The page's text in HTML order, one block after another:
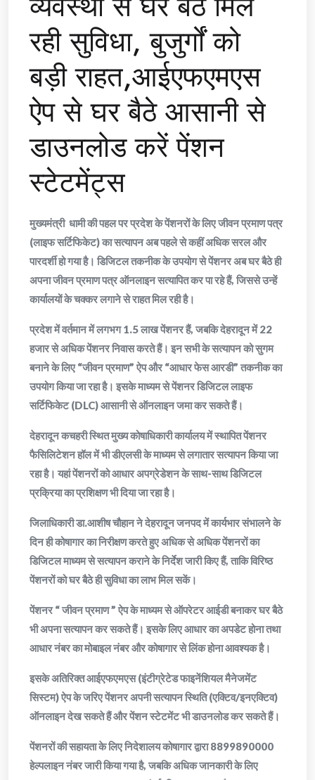
रही सुविधा, बुजुर्गों को
बड़ी राहत,आईएफएमएस
ऐप से घर बैठे आसानी से
डाउनलोड करें पेंशन
स्टेटमेंट्स
मुख्यमंत्री धामी की पहल पर प्रदेश के पेंशनरों के लिए जीवन प्रमाण पत्र
(लाइफ सर्टिफिकेट) का सत्यापन अब पहले से कहीं अधिक सरल और
पारदर्शी हो गया है। डिजिटल तकनीक के उपयोग से पेंशनर अब घर बैठे ही
अपना जीवन प्रमाण पत्र ऑनलाइन सत्यापित कर पा रहे हैं, जिससे उन्हें
कार्यालयों के चक्कर लगाने से राहत मिल रही है।
प्रदेश में वर्तमान में लगभग 1.5 लाख पेंशनर हैं, जबकि देहरादून में 22
हजार से अधिक पेंशनर निवास करते हैं। इन सभी के सत्यापन को सुगम
बनाने के लिए “जीवन प्रमाण” ऐप और “आधार फेस आरडी” तकनीक का
उपयोग किया जा रहा है। इसके माध्यम से पेंशनर डिजिटल लाइफ
सर्टिफिकेट (DLC) आसानी से ऑनलाइन जमा कर सकते हैं।
देहरादून कचहरी स्थित मुख्य कोषाधिकारी कार्यालय में स्थापित पेंशनर
फैसिलिटेशन हॉल में भी डीएलसी के माध्यम से लगातार सत्यापन किया जा
रहा है। यहां पेंशनरों को आधार अपग्रेडेशन के साथ-साथ डिजिटल
प्रक्रिया का प्रशिक्षण भी दिया जा रहा है।
जिलाधिकारी डा.आशीष चौहान ने देहरादून जनपद में कार्यभार संभालने के
दिन ही कोषागार का निरीक्षण करते हुए अधिक से अधिक पेंशनरों का
डिजिटल माध्यम से सत्यापन कराने के निर्देश जारी किए हैं, ताकि विरिष्ठ
पेंशनरों को घर बैठे ही सुविधा का लाभ मिल सकें।
पेंशनर “ जीवन प्रमाण ” ऐप के माध्यम से ऑपरेटर आईडी बनाकर घर बैठे
भी अपना सत्यापन कर सकते हैं। इसके लिए आधार का अपडेट होना तथा
आधार नंबर का मोबाइल नंबर और कोषागार से लिंक होना आवश्यक है।
इसके अतिरिक्त आईएफएमएस (इंटीग्रेटेड फाइनेंशियल मैनेजमेंट
सिस्टम) ऐप के जरिए पेंशनर अपनी सत्यापन स्थिति (एक्टिव/इनएक्टिव)
ऑनलाइन देख सकते हैं और पेंशन स्टेटमेंट भी डाउनलोड कर सकते हैं।
पेंशनरों की सहायता के लिए निदेशालय कोषागार द्वारा 8899890000
हेल्पलाइन नंबर जारी किया गया है, जबकि अधिक जानकारी के लिए